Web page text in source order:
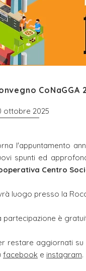
ottobre 2025
l'appuntamento
spunti ed
Centro
luogo presso la
partecipazione è
restare aggiornati
facebook e instagram.